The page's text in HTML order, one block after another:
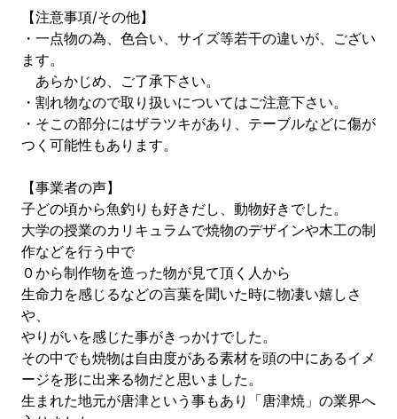
【注意事項/その他】
・一点物の為、色合い、サイズ等若干の違いが、ござい
ます。
あらかじめ、ご了承下さい。
・割れ物なので取り扱いについてはご注意下さい。
・そこの部分にはザラツキがあり、テーブルなどに傷が
つく可能性もあります。
【事業者の声】
子どの頃から魚釣りも好きだし、動物好きでした。
大学の授業のカリキュラムで焼物のデザインや木工の制
作などを行う中で
０から制作物を造った物が見て頂く人から
生命力を感じるなどの言葉を聞いた時に物凄い嬉しさ
や、
やりがいを感じた事がきっかけでした。
その中でも焼物は自由度がある素材を頭の中にあるイメ
ージを形に出来る物だと思いました。
生まれた地元が唐津という事もあり「唐津焼」の業界へ